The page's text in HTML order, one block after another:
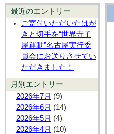
最近のエントリー
ご寄付いただいたはが
きと切手を“世界寺子
屋運動”名古屋実行委
員会にお送りさせてい
ただきました！
月別エントリー
2026年7月 (9)
2026年6月 (14)
2026年5月 (4)
2026年4月 (10)